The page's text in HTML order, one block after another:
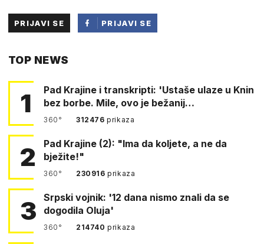
PRIJAVI SE
PRIJAVI SE
TOP NEWS
1
Pad Krajine i transkripti: 'Ustaše ulaze u Knin
bez borbe. Mile, ovo je bežanij…
360° 312476prikaza
2
Pad Krajine (2): "Ima da koljete, a ne da
bježite!"
360° 230916prikaza
3
Srpski vojnik: '12 dana nismo znali da se
dogodila Oluja'
360° 214740prikaza